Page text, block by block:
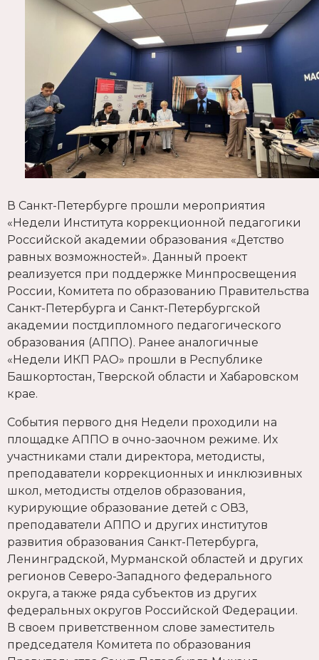
В Санкт-Петербурге прошли мероприятия
«Недели Института коррекционной педагогики
Российской академии образования «Детство
равных возможностей». Данный проект
реализуется при поддержке Минпросвещения
России, Комитета по образованию Правительства
Санкт-Петербурга и Санкт-Петербургской
академии постдипломного педагогического
образования (АППО). Ранее аналогичные
«Недели ИКП РАО» прошли в Республике
Башкортостан, Тверской области и Хабаровском
крае.
События первого дня Недели проходили на
площадке АППО в очно-заочном режиме. Их
участниками стали директора, методисты,
преподаватели коррекционных и инклюзивных
школ, методисты отделов образования,
курирующие образование детей с ОВЗ,
преподаватели АППО и других институтов
развития образования Санкт-Петербурга,
Ленинградской, Мурманской областей и других
регионов Северо-Западного федерального
округа, а также ряда субъектов из других
федеральных округов Российской Федерации.
В своем приветственном слове заместитель
председателя Комитета по образования